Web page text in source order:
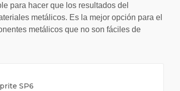
para hacer que los resultados del
metálicos. Es la mejor opción para el
metálicos que no son fáciles de
SP6